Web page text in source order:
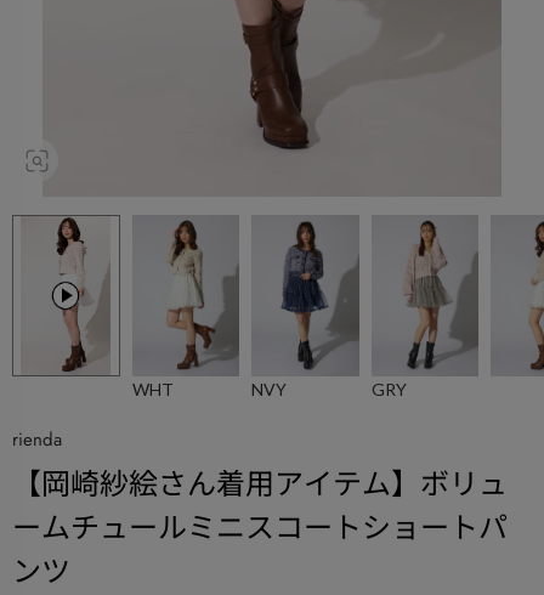
WHT NVY GRY
rienda
【岡崎紗絵さん着用アイテム】ボリュ
ームチュールミニスコートショートパ
ンツ